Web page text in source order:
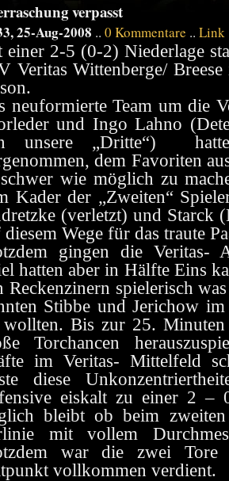
verpasst
25-Aug-2008 .. 0 Kommentare .. Link
einer 2-5 (0-2) Niederlage
Veritas Wittenberge/
neuformierte Team um die
und Ingo Lahno
unsere „Dritte“)
dem Favoriten
wie möglich zu
Kader der „Zweiten“
(verletzt) und Starck
diesem Wege für das traute
gingen die Veritas-
hatten aber in Hälfte Eins
Reckenzinern spielerisch
Stibbe und Jerichow
wollten. Bis zur 25. Minuten
Torchancen
im Veritas- Mittelfeld
diese
eiskalt zu einer 2 –
bleibt ob beim
mit vollem
war die zwei Tore
vollkommen verdient.